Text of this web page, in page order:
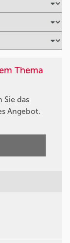
Thema
Sie das
Angebot.